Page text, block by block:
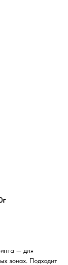
— для
зонах. Подходит